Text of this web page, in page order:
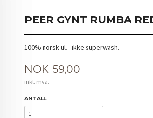
PEER GYNT RUMBA
100% norsk ull - ikke superwash.
Pris
NOK 59,00
inkl. mva.
ANTALL